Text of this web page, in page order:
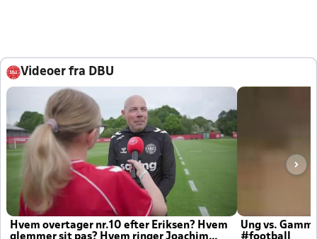
Videoer fra DBU
Hvem overtager nr.10 efter Eriksen? Hvem
Ung vs.